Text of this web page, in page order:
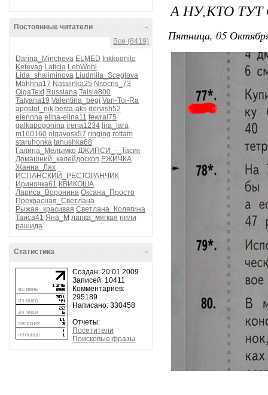
-
Постоянные читатели
Все (8419)
Darina_Mincheva ELMED Inkkognito
Ketevan Laticia LebWohl
Lida_shaliminova Liudmila_Sceglova
Mahhha17 Natalinka25 Nitocris_73
OlgaText Russlana Taisia800
Tatyana19 Valentina_begi Van-Toi-Ra
apostol_nik besta-aks dervish52
elennna elina-elina11 fewral75
galkapogonina irena1234 lira_lara
m160160 olgavosk57 ringing rottam
staruhonka tanushka68
Галина_Мелымко ДЖИПСИ_-_Тасик
Домашний_калейдоскоп ЕЖИЧКА
Жанна_Лях
ИСПАНСКИЙ_РЕСТОРАНЧИК
Ириночка61 КВИКОША
Лариса_Воронина Оксана_Просто
Прекрасная_Светлана
Рыжая_красивая Светлана_Колягина
Таиса41 Яна_М лапка_мягкая нили
рашида
-
Статистика
Создан: 20.01.2009
Записей: 10411
Комментариев:
295189
Написано: 330458
Отчеты:
Посетители
Поисковые фразы
А НУ,КТО
Пятница, 05